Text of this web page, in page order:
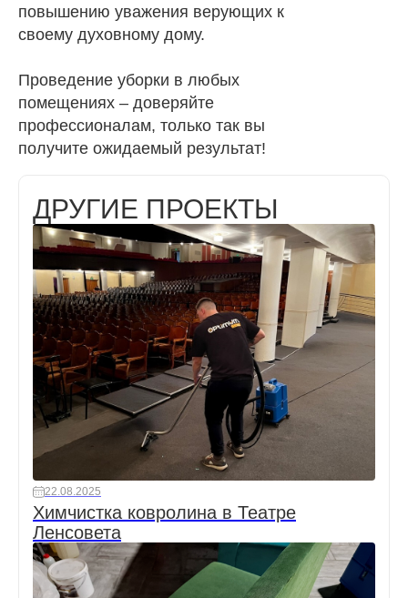
повышению уважения верующих к
своему духовному дому.
Проведение уборки в любых
помещениях – доверяйте
профессионалам, только так вы
получите ожидаемый результат!
ДРУГИЕ ПРОЕКТЫ
22.08.2025
Химчистка ковролина в Театре
Ленсовета